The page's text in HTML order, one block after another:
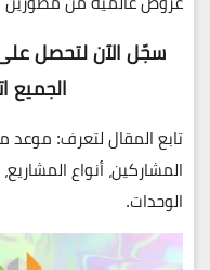
سجّل الآن لتحصل
تابع المقال لتعرف:
المشاركين، أنواع
الوحدات.